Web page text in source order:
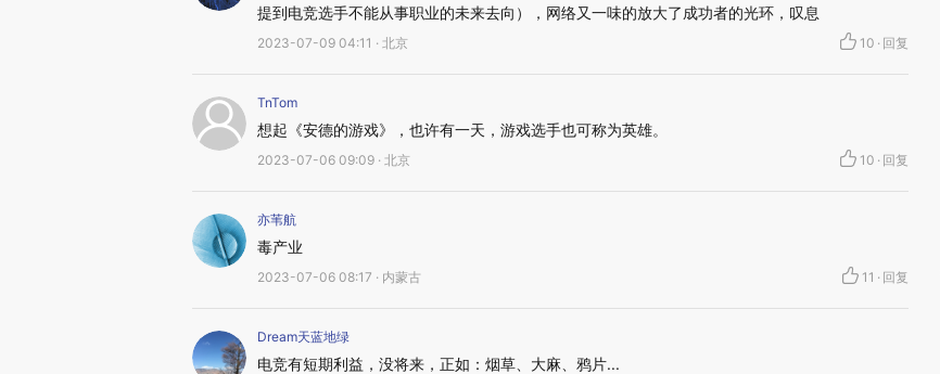
提到电竞选手不能从事职业的未来去向），网络又一味的放大了成功者的光环，叹息
2023-07-09 04:11 · 北京 10 · 回复
TnTom
想起《安德的游戏》，也许有一天，游戏选手也可称为英雄。
2023-07-06 09:09 · 北京 10 · 回复
亦苇航
毒产业
2023-07-06 08:17 · 内蒙古 11 · 回复
Dream天蓝地绿
电竞有短期利益，没将来，正如：烟草、大麻、鸦片...